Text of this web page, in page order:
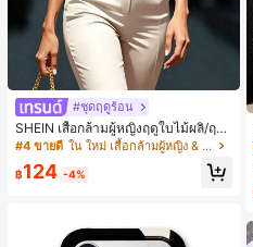
#ชุดฤดูร้อน
SHEIN เสื้อกล้ามผู้หญิงฤดูใบไม้ผลิ/ฤดูร้
อน ใหม่ สไตล์มินิมอลลำลองหรูหรา สีบ
ล็อก ลายจุด คอวี แพตช์เวิร์ก ชายระบา
ย แขนกุด ทรงเข้ารูป อเนกประสงค์, เสื้อ
#4 ขายดี ใน ใหม่ เสื้อกล้ามผู้หญิง & Camis
฿124 -4%